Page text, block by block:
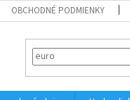
OBCHODNÉ PODMIENKY